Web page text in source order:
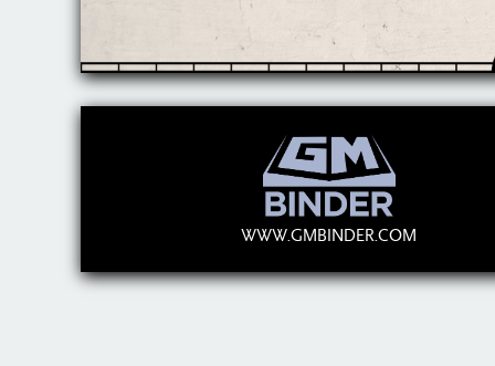
WWW.GMBINDER.COM